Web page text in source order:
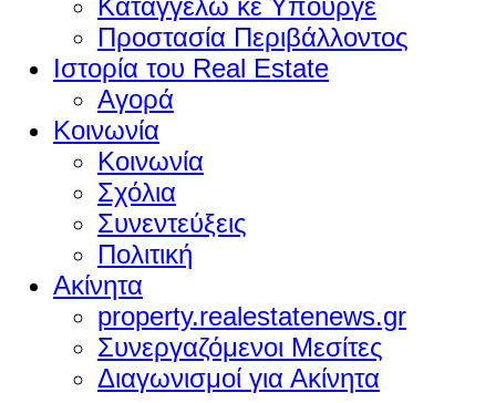
Προστασία Περιβάλλοντος
Ιστορία του Real Estate
Αγορά
Κοινωνία
Κοινωνία
Σχόλια
Συνεντεύξεις
Πολιτική
Ακίνητα
property.realestatenews.gr
Συνεργαζόμενοι Μεσίτες
Διαγωνισμοί για Ακίνητα